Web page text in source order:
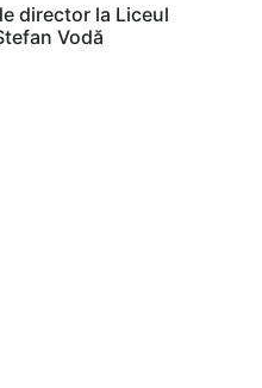
director la Liceul
Vodă